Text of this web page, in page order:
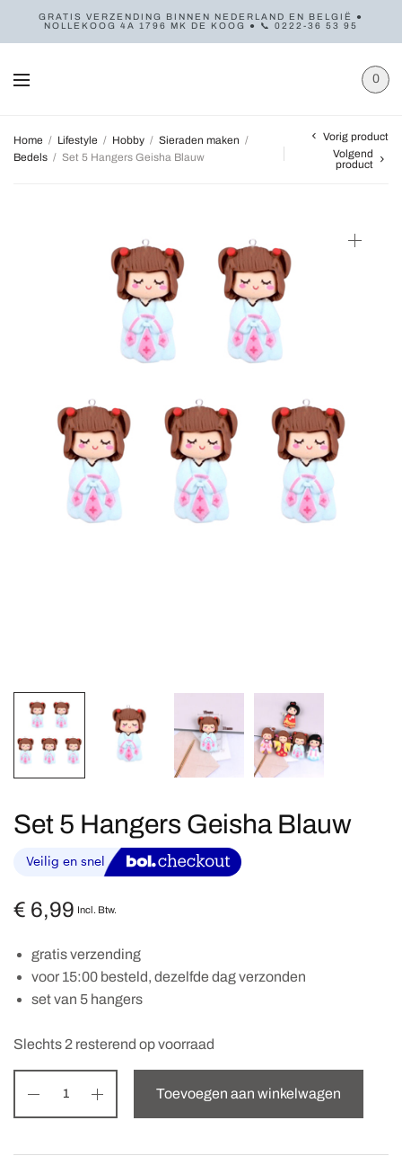
GRATIS VERZENDING BINNEN NEDERLAND EN BELGIË ●
NOLLEKOOG 4A 1796 MK DE KOOG ● 📞 0222-36 53 95
0
Home / Lifestyle / Hobby / Sieraden maken /
Bedels / Set 5 Hangers Geisha Blauw
Vorig product
Volgend
product
Set 5 Hangers Geisha Blauw
€ 6,99 Incl. Btw.
gratis verzending
voor 15:00 besteld, dezelfde dag verzonden
set van 5 hangers
Slechts 2 resterend op voorraad
Toevoegen aan winkelwagen